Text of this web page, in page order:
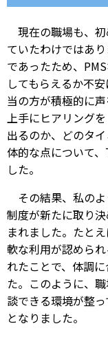
現在の職場も、
ていたわけではあ
であったため、
してもらえるか不
当の方が積極的に
上手にヒアリング
出るのか、どのタ
体的な点について
した。
その結果、私の
制度が新たに取り
まれました。たと
軟な利用が認めら
れたことで、体調
た。このように、
談できる環境が整
となりました。